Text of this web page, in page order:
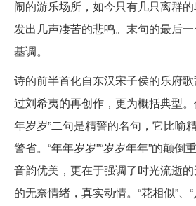
闹的游乐场所，如今只有几只离群
发出几声凄苦的悲鸣。末句的最后一
基调。
诗的前半首化自东汉宋子侯的乐府
过刘希夷的再创作，更为概括典型
年岁岁”二句是精警的名句，它比喻
警省。“年年岁岁”“岁岁年年”的颠倒
音韵优美，更在于强调了时光流逝
的无奈情绪，真实动情。“花相似”、